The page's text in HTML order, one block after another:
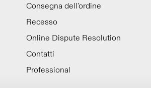
Consegna dell'ordine
Recesso
Online Dispute Resolution
Contatti
Professional